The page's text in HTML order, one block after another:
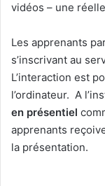
vidéos – une
Les apprenants
s’inscrivant au
L’interaction est
l’ordinateur. A
en présentiel
apprenants
la présentation.